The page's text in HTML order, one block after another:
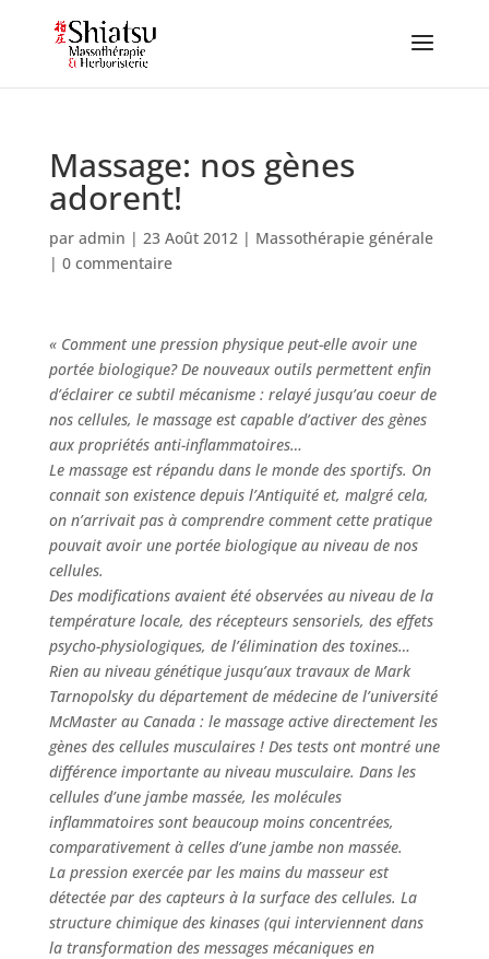
Massage: nos gènes
adorent!
par admin | 23 Août 2012| Massothérapie générale
| 0 commentaire
« Comment une pression physique peut-elle avoir une
portée biologique? De nouveaux outils permettent enfin
d’éclairer ce subtil mécanisme : relayé jusqu’au coeur de
nos cellules, le massage est capable d’activer des gènes
aux propriétés anti-inflammatoires…
Le massage est répandu dans le monde des sportifs. On
connait son existence depuis l’Antiquité et, malgré cela,
on n’arrivait pas à comprendre comment cette pratique
pouvait avoir une portée biologique au niveau de nos
cellules.
Des modifications avaient été observées au niveau de la
température locale, des récepteurs sensoriels, des effets
psycho-physiologiques, de l’élimination des toxines…
Rien au niveau génétique jusqu’aux travaux de Mark
Tarnopolsky du département de médecine de l’université
McMaster au Canada : le massage active directement les
gènes des cellules musculaires ! Des tests ont montré une
différence importante au niveau musculaire. Dans les
cellules d’une jambe massée, les molécules
inflammatoires sont beaucoup moins concentrées,
comparativement à celles d’une jambe non massée.
La pression exercée par les mains du masseur est
détectée par des capteurs à la surface des cellules. La
structure chimique des kinases (qui interviennent dans
la transformation des messages mécaniques en